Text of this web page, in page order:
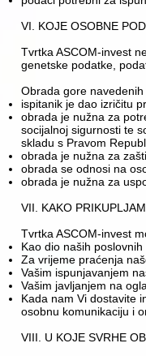
​​​​VI. KOJE OSOBNE
Tvrtka ASCOM-invest
genetske podatke,
Obrada gore
​ispitanik je dao izričitu
​obrada je nužna za
socijalnoj sigurnosti te
skladu s Pravom
obrada je nužna za
obrada se odnosi na
obrada je nužna za
VII. KAKO
Tvrtka ASCOM-invest
​Kao dio naših
​Za vrijeme praćenja
​Vašim ispunjavanjem
​Vašim javljanjem na
​Kada nam Vi dostavite
osobnu komunikaciju i
​​​​​VIII. U KOJE SVRHE